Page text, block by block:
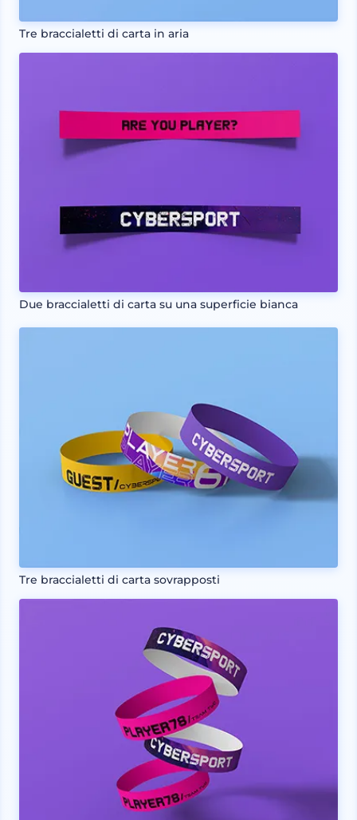
Tre braccialetti di carta in aria
Due braccialetti di carta su una superficie bianca
Tre braccialetti di carta sovrapposti